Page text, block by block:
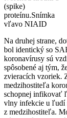
(spike)
proteínu.Snímka
vľavo NIAID
Na druhej strane,
bol identický so
koronavírusy sú
spôsobené aj tým,
zvieracích vzoriek.
medzihostiteľa
schopnej infikovať
vlny infekcie u ľudí
z medzihostiteľa.